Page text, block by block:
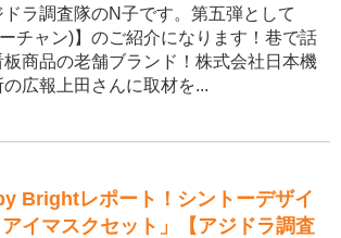
ラ調査隊のN子です。第五弾として
チャン)】のご紹介になります！巷で話
商品の老舗ブランド！株式会社日本機
広報上田さんに取材を...
Brightレポート！シントーデザイ
イマスクセット」【アジドラ調査